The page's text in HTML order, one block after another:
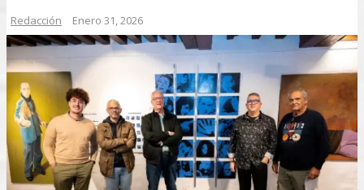
Redacción Enero 31, 2026